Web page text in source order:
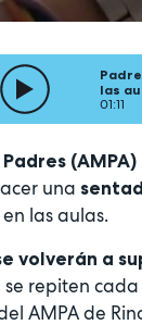
las
01:11
una
las aulas.
volverán a
se repiten
AMPA de